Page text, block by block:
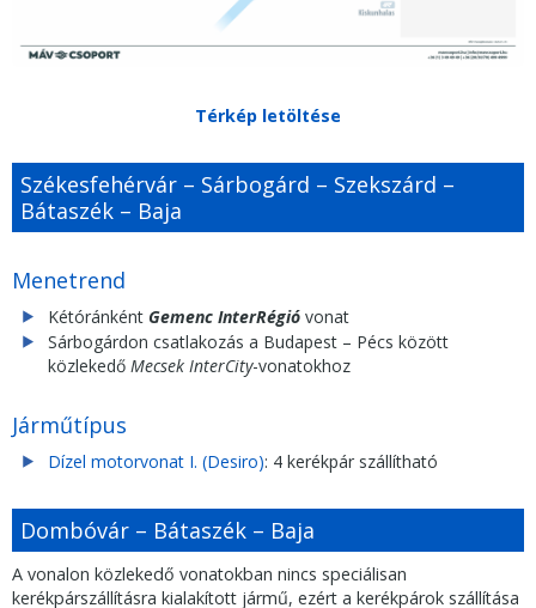
Térkép letöltése
Székesfehérvár – Sárbogárd – Szekszárd –
Bátaszék – Baja
Menetrend
Kétóránként Gemenc InterRégió vonat
Sárbogárdon csatlakozás a Budapest – Pécs között
közlekedő Mecsek InterCity-vonatokhoz
Járműtípus
Dízel motorvonat I. (Desiro): 4 kerékpár szállítható
Dombóvár – Bátaszék – Baja
A vonalon közlekedő vonatokban nincs speciálisan
kerékpárszállításra kialakított jármű, ezért a kerékpárok szállítása